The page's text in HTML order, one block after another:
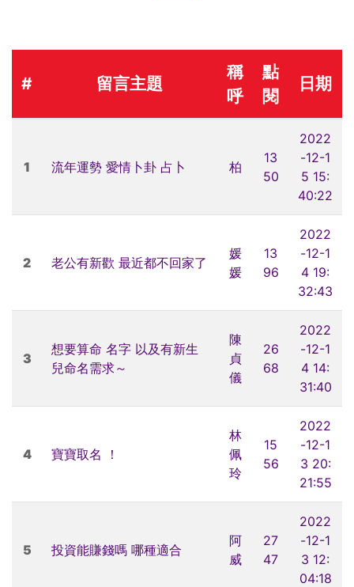
# 留言主題
稱
呼
點
閱
日期
1 流年運勢 愛情卜卦 占卜 柏
13
50
2022
-12-1
5 15:
40:22
2 老公有新歡 最近都不回家了
媛
媛
13
96
2022
-12-1
4 19:
32:43
3
想要算命 名字 以及有新生
兒命名需求～
陳
貞
儀
26
68
2022
-12-1
4 14:
31:40
4 寶寶取名 ！
林
佩
玲
15
56
2022
-12-1
3 20:
21:55
5 投資能賺錢嗎 哪種適合
阿
威
27
47
2022
-12-1
3 12:
04:18